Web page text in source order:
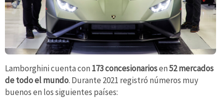
Lamborghini cuenta con 173 concesionariosen52 mercados
de todo el mundo. Durante 2021 registró números muy
buenos en los siguientes países: